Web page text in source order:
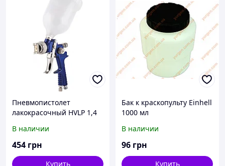
Пневмопистолет
лакокрасочный HVLP 1,4
В наличии
454 грн
Купить
Бак к краскопульту Einhell
1000 мл
В наличии
96 грн
Купить